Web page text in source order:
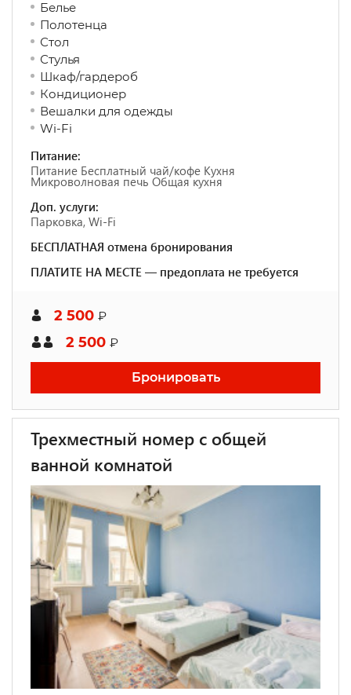
Белье
Полотенца
Стол
Стулья
Шкаф/гардероб
Кондиционер
Вешалки для одежды
Wi-Fi
Питание:
Питание Бесплатный чай/кофе Кухня
Микроволновая печь Общая кухня
Доп. услуги:
Парковка, Wi-Fi
БЕСПЛАТНАЯ отмена бронирования
ПЛАТИТЕ НА МЕСТЕ — предоплата не требуется
2 500 ₽
2 500 ₽
Бронировать
Трехместный номер с общей
ванной комнатой